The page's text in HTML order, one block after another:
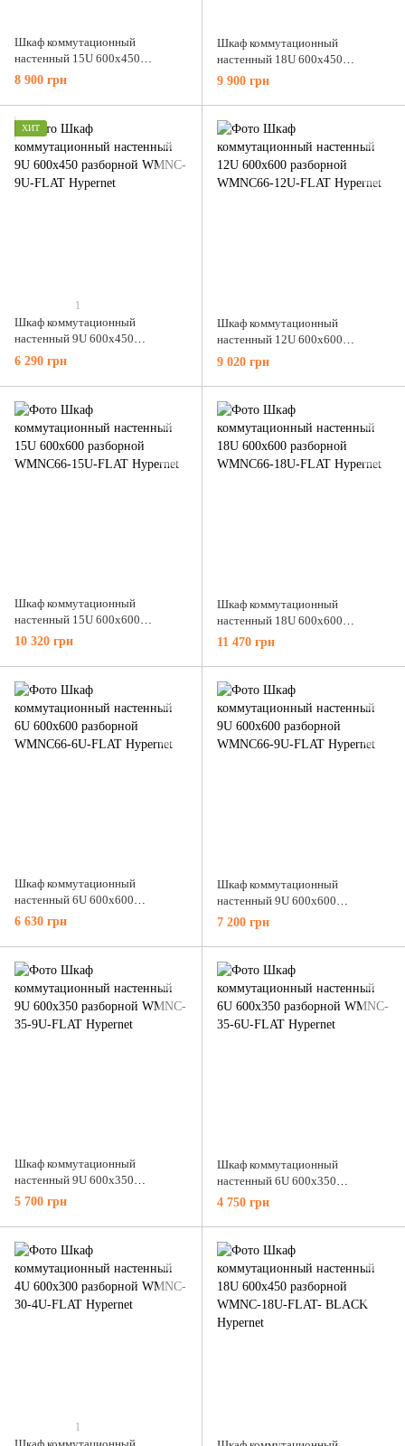
Шкаф коммутационный
настенный 15U 600x450
разборной WMNC-15U-FLAT
Hypernet
8 900 грн
Шкаф коммутационный
настенный 18U 600x450
разборной WMNC-18U-FLAT
Hypernet
9 900 грн
ХИТ
1
Шкаф коммутационный
настенный 9U 600x450
разборной WMNC-9U-FLAT
Hypernet
6 290 грн
Шкаф коммутационный
настенный 12U 600x600
разборной WMNC66-12U-FLAT
Hypernet
9 020 грн
Шкаф коммутационный
настенный 15U 600x600
разборной WMNC66-15U-FLAT
Hypernet
10 320 грн
Шкаф коммутационный
настенный 18U 600x600
разборной WMNC66-18U-FLAT
Hypernet
11 470 грн
Шкаф коммутационный
настенный 6U 600x600
разборной WMNC66-6U-FLAT
Hypernet
6 630 грн
Шкаф коммутационный
настенный 9U 600x600
разборной WMNC66-9U-FLAT
Hypernet
7 200 грн
Шкаф коммутационный
настенный 9U 600x350
разборной WMNC-35-9U-FLAT
Hypernet
5 700 грн
Шкаф коммутационный
настенный 6U 600x350
разборной WMNC-35-6U-FLAT
Hypernet
4 750 грн
1